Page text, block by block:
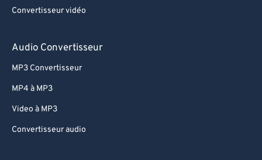
Convertisseur vidéo
Audio Convertisseur
MP3 Convertisseur
MP4 à MP3
Video à MP3
Convertisseur audio